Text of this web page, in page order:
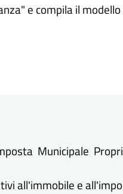
e compila il
Municipale
all'immobile e